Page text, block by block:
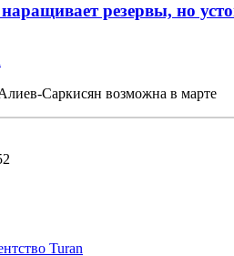
резервы, но
Саркисян возможна в марте